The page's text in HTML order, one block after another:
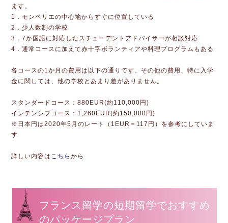
ます。
1．モンペリエの中心地からすぐに位置している
2．少人数制の学校
3．7か国語に対応したスチューデントアドバイザーが相談対応
4．通常コースに加えて赤十字ボランティアや料理プログラムもある
各コースの1か月の費用は以下の通りです。その他の費用、特に入学
金に関しては、他の学校とあまり差がありません。
スタンダードコース：880EUR(約110,000円)
インテンシブコース：1,260EUR(約150,000円)
※日本円は2020年5月のレート（1EUR＝117円）を参考にしていま
す
詳しい内容は こちらから
フランス留学の短期留学でおすすめ
のパッケージプラン